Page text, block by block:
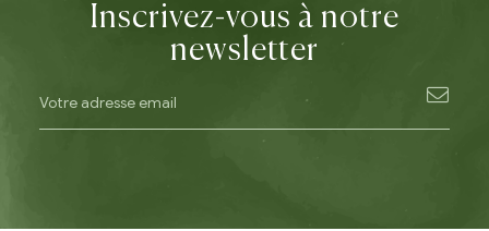
Inscrivez-vous à notre
newsletter